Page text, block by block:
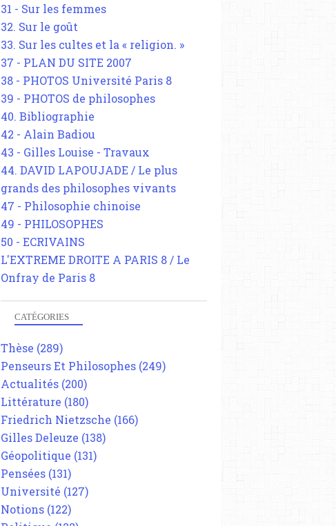
31 - Sur les femmes
32. Sur le goût
33. Sur les cultes et la « religion. »
37 - PLAN DU SITE 2007
38 - PHOTOS Université Paris 8
39 - PHOTOS de philosophes
40. Bibliographie
42 - Alain Badiou
43 - Gilles Louise - Travaux
44. DAVID LAPOUJADE / Le plus
grands des philosophes vivants
47 - Philosophie chinoise
49 - PHILOSOPHES
50 - ECRIVAINS
L'EXTREME DROITE A PARIS 8 / Le
Onfray de Paris 8
CATÉGORIES
Thèse (289)
Penseurs Et Philosophes (249)
Actualités (200)
Littérature (180)
Friedrich Nietzsche (166)
Gilles Deleuze (138)
Géopolitique (131)
Pensées (131)
Université (127)
Notions (122)